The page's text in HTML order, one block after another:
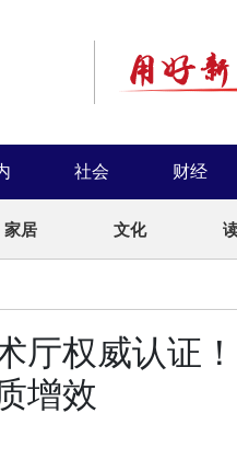
社会 财经
家居 文化
厅权威认证
增效